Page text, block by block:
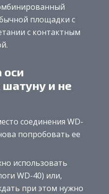
площадки с
с контактным
оси
шатуну и не
соединения WD-
попробовать ее
использовать
WD-40) или,
при этом нужно